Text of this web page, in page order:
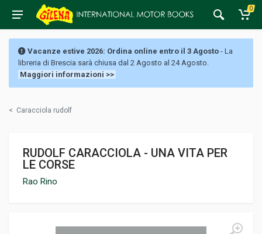
0
Vacanze estive 2026: Ordina online entro il 3 Agosto - La
libreria di Brescia sarà chiusa dal 2 Agosto al 24 Agosto.
Maggiori informazioni >>
< Caracciola rudolf
RUDOLF CARACCIOLA - UNA VITA PER
LE CORSE
Rao Rino